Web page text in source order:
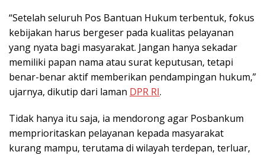
“Setelah seluruh Pos Bantuan Hukum terbentuk, fokus
kebijakan harus bergeser pada kualitas pelayanan
yang nyata bagi masyarakat. Jangan hanya sekadar
memiliki papan nama atau surat keputusan, tetapi
benar-benar aktif memberikan pendampingan hukum,”
ujarnya, dikutip dari laman DPR RI.
Tidak hanya itu saja, ia mendorong agar Posbankum
memprioritaskan pelayanan kepada masyarakat
kurang mampu, terutama di wilayah terdepan, terluar,